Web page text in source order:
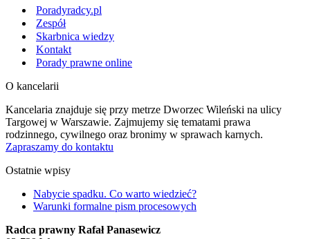
Poradyradcy.pl
Zespół
Skarbnica wiedzy
Kontakt
Porady prawne online
O kancelarii
Kancelaria znajduje się przy metrze Dworzec Wileński na ulicy
Targowej w Warszawie. Zajmujemy się tematami prawa
rodzinnego, cywilnego oraz bronimy w sprawach karnych.
Zapraszamy do kontaktu
Ostatnie wpisy
Nabycie spadku. Co warto wiedzieć?
Warunki formalne pism procesowych
Radca prawny Rafał Panasewicz